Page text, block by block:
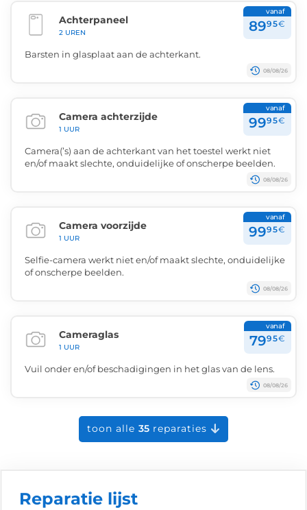
Achterpaneel
2 UREN
vanaf
8995€
Barsten in glasplaat aan de achterkant.
08/08/26
Camera achterzijde
1 UUR
vanaf
9995€
Camera(’s) aan de achterkant van het toestel werkt niet
en/of maakt slechte, onduidelijke of onscherpe beelden.
08/08/26
Camera voorzijde
1 UUR
vanaf
9995€
Selfie-camera werkt niet en/of maakt slechte, onduidelijke
of onscherpe beelden.
08/08/26
Cameraglas
1 UUR
vanaf
7995€
Vuil onder en/of beschadigingen in het glas van de lens.
08/08/26
toon alle 35 reparaties
Reparatie lijst